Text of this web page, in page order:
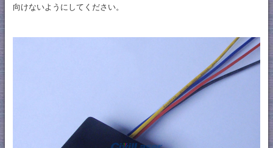
向けないようにしてください。